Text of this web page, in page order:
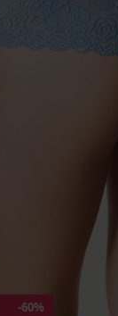
-60%